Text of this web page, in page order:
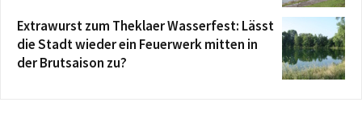
Extrawurst zum Theklaer Wasserfest: Lässt
die Stadt wieder ein Feuerwerk mitten in
der Brutsaison zu?